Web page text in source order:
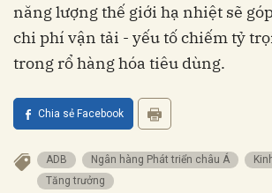
năng lượng thế giới hạ nhiệt sẽ
chi phí vận tải - yếu tố chiếm tỷ
trong rổ hàng hóa tiêu dùng.
Chia sẻ Facebook
ADB Ngân hàng Phát triển châu Á
Tăng trưởng